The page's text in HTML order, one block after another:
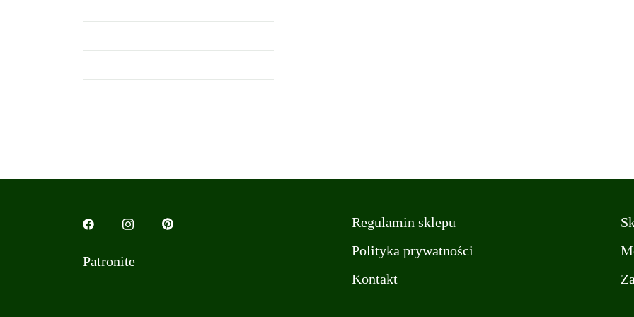
Patronite
Regulamin sklepu
Polityka prywatności
Kontakt